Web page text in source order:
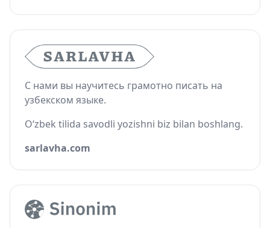
С нами вы научитесь грамотно писать на
узбекском языке.
O‘zbek tilida savodli yozishni biz bilan boshlang.
sarlavha.com